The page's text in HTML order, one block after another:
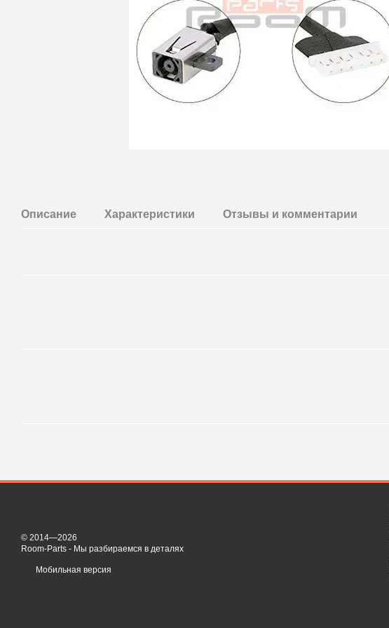
Описание Характеристики Отзывы и комментарии
© 2014—2026
Room-Parts - Мы разбираемся в деталях
Мобильная версия